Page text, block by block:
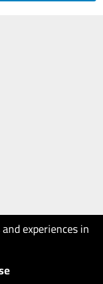
experiences in